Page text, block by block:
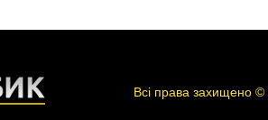
Всі права захищено ©